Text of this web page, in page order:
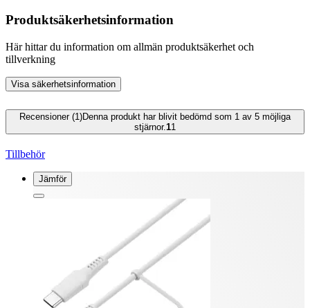
Produktsäkerhetsinformation
Här hittar du information om allmän produktsäkerhet och
tillverkning
Visa säkerhetsinformation
Recensioner (1)Denna produkt har blivit bedömd som 1 av 5 möjliga
stjärnor.11
Tillbehör
Jämför